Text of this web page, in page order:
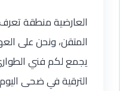
العارضية منطقة
يجمع لكم فني
الترقية في ضحى